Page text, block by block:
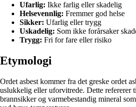
Ufarlig: Ikke farlig eller skadelig
Helsevennlig: Fremmer god helse
Sikker: Ufarlig eller trygg
Uskadelig: Som ikke forårsaker
Trygg: Fri for fare eller risiko
Etymologi
Ordet asbest kommer fra det greske ordet
uslukkelig eller uforvitrede. Dette refererer
brannsikker og varmebestandig mineral